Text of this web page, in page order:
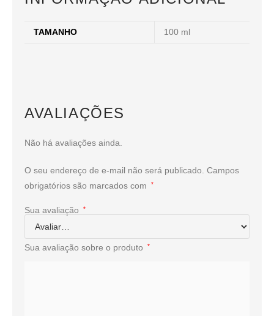
TAMANHO 100 ml
AVALIAÇÕES
Não há avaliações ainda.
O seu endereço de e-mail não será publicado. Campos
obrigatórios são marcados com
*
Sua avaliação *
Sua avaliação sobre o produto *